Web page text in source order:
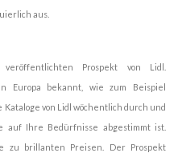
aus.
Prospekt von Lidl.
Europa bekannt, wie zum Beispiel
von Lidl wöchentlich durch und
auf Ihre Bedürfnisse abgestimmt ist.
zu brillanten Preisen. Der Prospekt